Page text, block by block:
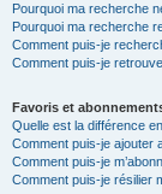
Pourquoi ma recherche
Pourquoi ma recherche
Comment puis-je
Comment puis-je
Favoris et
Quelle est la différence
Comment puis-je ajouter
Comment puis-je
Comment puis-je résilier